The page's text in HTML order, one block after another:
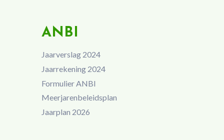
ANBI
Jaarverslag 2024
Jaarrekening 2024
Formulier ANBI
Meerjarenbeleidsplan
Jaarplan 2026